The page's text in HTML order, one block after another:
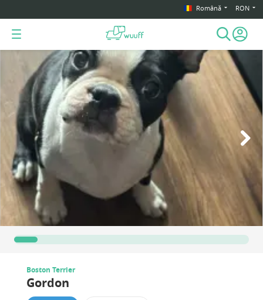
Română RON
Boston Terrier
Gordon